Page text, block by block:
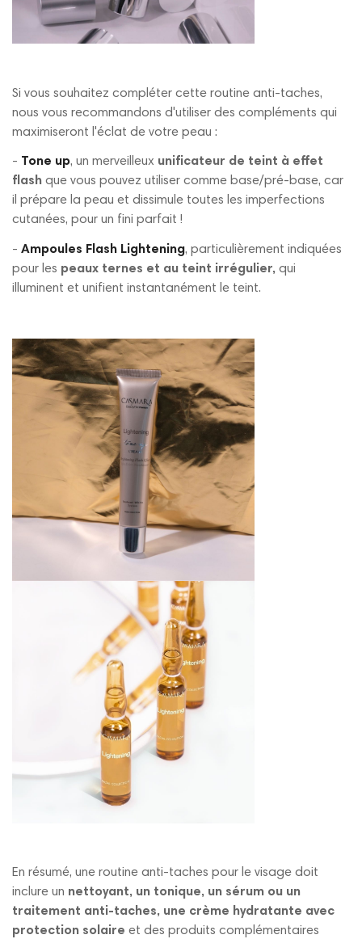
Si vous souhaitez compléter cette routine anti-taches,
nous vous recommandons d'utiliser des compléments qui
maximiseront l'éclat de votre peau :
- Tone up, un merveilleux unificateur de teint à effet
flash que vous pouvez utiliser comme base/pré-base, car
il prépare la peau et dissimule toutes les imperfections
cutanées, pour un fini parfait !
- Ampoules Flash Lightening, particulièrement indiquées
pour les peaux ternes et au teint irrégulier, qui
illuminent et unifient instantanément le teint.
En résumé, une routine anti-taches pour le visage doit
inclure un nettoyant, un tonique, un sérum ou un
traitement anti-taches, une crème hydratante avec
protection solaire et des produits complémentaires